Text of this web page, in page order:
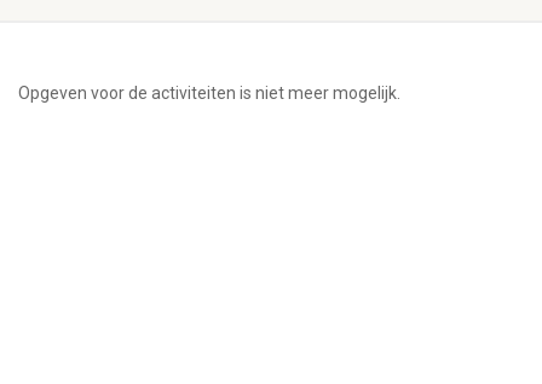
Opgeven voor de activiteiten is niet meer mogelijk.